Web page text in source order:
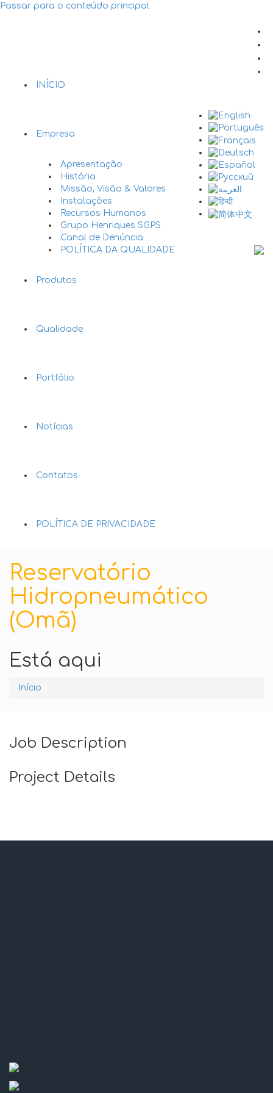
Passar para o conteúdo principal
INÍCIO
Empresa
Apresentação
História
Missão, Visão & Valores
Instalações
Recursos Humanos
Grupo Henriques SGPS
Canal de Denúncia
POLÍTICA DA QUALIDADE
Produtos
Qualidade
Portfólio
Notícias
Contatos
POLÍTICA DE PRIVACIDADE
Reservatório
Hidropneumático
(Omã)
Está aqui
Início
Job Description
Project Details